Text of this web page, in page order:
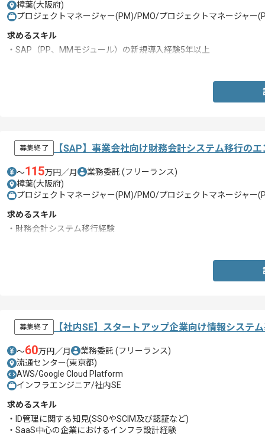
樟葉(大阪府)
プロジェクトマネージャー(PM)/PMO/プロジェクトマネージャー
求めるスキル
・SAP（PP、MMモジュール）の新規導入経験5年以上
募集終了 【SAP】事業会社向け財務会計システム移行の
〜115万円／月 業務委託 (フリーランス)
樟葉(大阪府)
プロジェクトマネージャー(PM)/PMO/プロジェクトマネージャー
求めるスキル
・財務会計システム移行経験
募集終了 【社内SE】スタートアップ企業向け情報システ
〜60万円／月 業務委託 (フリーランス)
流通センター(東京都)
AWS/Google Cloud Platform
インフラエンジニア/社内SE
求めるスキル
・ID管理に関する知見(SSOやSCIM及び認証など)
・SaaS中心の企業におけるインフラ設計経験